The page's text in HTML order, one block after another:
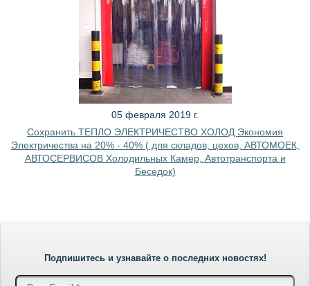
05 февраля 2019 г.
Сохранить ТЕПЛО ЭЛЕКТРИЧЕСТВО ХОЛОД Экономия
Электричества на 20% - 40% ( для складов, цехов, АВТОМОЕК,
АВТОСЕРВИСОВ Холодильных Камер, Автотранспорта и
Беседок)
Подпишитесь и узнавайте о последних новостях!